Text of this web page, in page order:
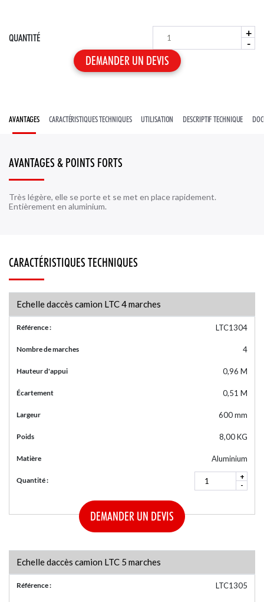
NOTRE CENTRE DE PRODUCTION
QUANTITÉ
+
-
AVANTAGES CARACTÉRISTIQUES TECHNIQUES UTILISATION DESCRIPTIF TECHNIQUE
AVANTAGES & POINTS FORTS
Très légère, elle se porte et se met en place rapidement.
Entièrement en aluminium.
CARACTÉRISTIQUES TECHNIQUES
Echelle daccès camion LTC 4 marches
Référence : LTC1304
Nombre de marches 4
Hauteur d'appui 0,96 M
Écartement 0,51 M
Largeur 600 mm
Poids 8,00 KG
Matière Aluminium
Quantité : +
-
DEMANDER UN DEVIS
Echelle daccès camion LTC 5 marches
Référence : LTC1305